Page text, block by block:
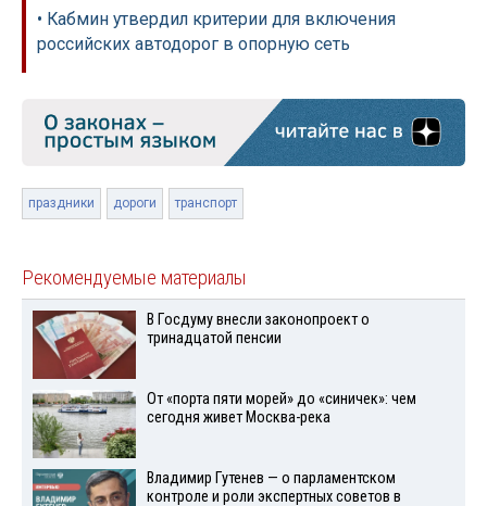
• Кабмин утвердил критерии для включения
российских автодорог в опорную сеть
праздники дороги транспорт
Рекомендуемые материалы
В Госдуму внесли законопроект о
тринадцатой пенсии
От «порта пяти морей» до «синичек»: чем
сегодня живет Москва-река
Владимир Гутенев — о парламентском
контроле и роли экспертных советов в